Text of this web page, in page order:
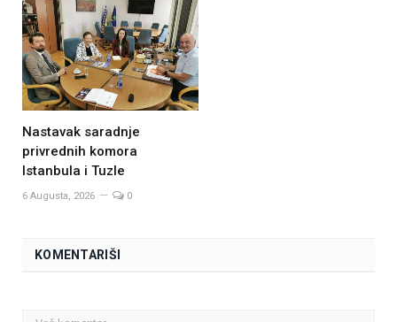
Nastavak saradnje
privrednih komora
Istanbula i Tuzle
6 Augusta, 2026 0
KOMENTARIŠI